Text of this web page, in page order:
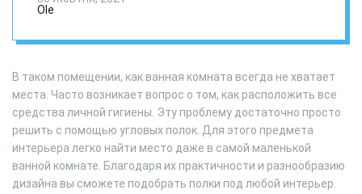
Ole
В таком помещении, как ванная комната всегда не хватает
места. Часто возникает вопрос о том, как расположить все
средства личной гигиены. Эту проблему достаточно просто
решить с помощью угловых полок. Для этого предмета
интерьера легко найти место даже в самой маленькой
ванной комнате. Благодаря их практичности и разнообразию
дизайна вы сможете подобрать полки под любой интерьер.